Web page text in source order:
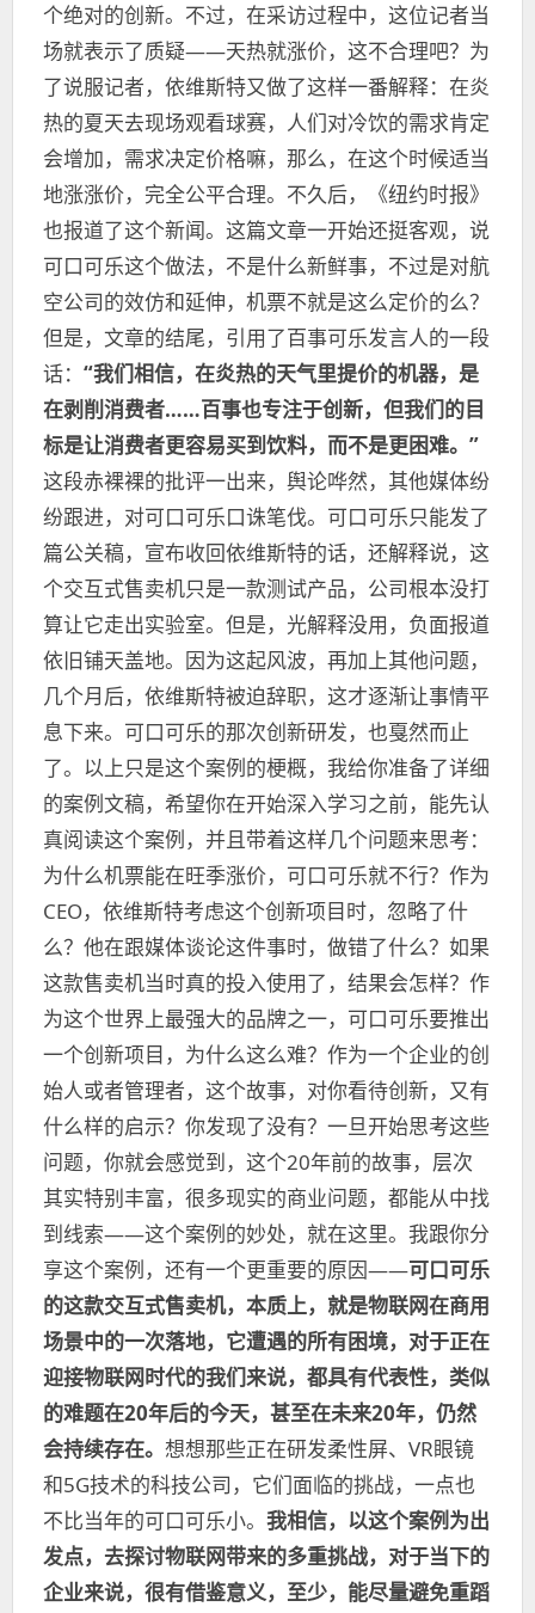
个绝对的创新。不过，在采访过程中，这位记者当
场就表示了质疑——天热就涨价，这不合理吧？为
了说服记者，依维斯特又做了这样一番解释：在炎
热的夏天去现场观看球赛，人们对冷饮的需求肯定
会增加，需求决定价格嘛，那么，在这个时候适当
地涨涨价，完全公平合理。不久后，《纽约时报》
也报道了这个新闻。这篇文章一开始还挺客观，说
可口可乐这个做法，不是什么新鲜事，不过是对航
空公司的效仿和延伸，机票不就是这么定价的么？
但是，文章的结尾，引用了百事可乐发言人的一段
话： “我们相信，在炎热的天气里提价的机器，是
在剥削消费者……百事也专注于创新，但我们的目
标是让消费者更容易买到饮料，而不是更困难。”
这段赤裸裸的批评一出来，舆论哗然，其他媒体纷
纷跟进，对可口可乐口诛笔伐。可口可乐只能发了
篇公关稿，宣布收回依维斯特的话，还解释说，这
个交互式售卖机只是一款测试产品，公司根本没打
算让它走出实验室。但是，光解释没用，负面报道
依旧铺天盖地。因为这起风波，再加上其他问题，
几个月后，依维斯特被迫辞职，这才逐渐让事情平
息下来。可口可乐的那次创新研发，也戛然而止
了。以上只是这个案例的梗概，我给你准备了详细
的案例文稿，希望你在开始深入学习之前，能先认
真阅读这个案例，并且带着这样几个问题来思考：
为什么机票能在旺季涨价，可口可乐就不行？作为
CEO，依维斯特考虑这个创新项目时，忽略了什
么？他在跟媒体谈论这件事时，做错了什么？如果
这款售卖机当时真的投入使用了，结果会怎样？作
为这个世界上最强大的品牌之一，可口可乐要推出
一个创新项目，为什么这么难？作为一个企业的创
始人或者管理者，这个故事，对你看待创新，又有
什么样的启示？你发现了没有？一旦开始思考这些
问题，你就会感觉到，这个20年前的故事，层次
其实特别丰富，很多现实的商业问题，都能从中找
到线索——这个案例的妙处，就在这里。我跟你分
享这个案例，还有一个更重要的原因——可口可乐
的这款交互式售卖机，本质上，就是物联网在商用
场景中的一次落地，它遭遇的所有困境，对于正在
迎接物联网时代的我们来说，都具有代表性，类似
的难题在20年后的今天，甚至在未来20年，仍然
会持续存在。 想想那些正在研发柔性屏、VR眼镜
和5G技术的科技公司，它们面临的挑战，一点也
不比当年的可口可乐小。 我相信，以这个案例为出
发点，去探讨物联网带来的多重挑战，对于当下的
企业来说，很有借鉴意义，至少，能尽量避免重蹈